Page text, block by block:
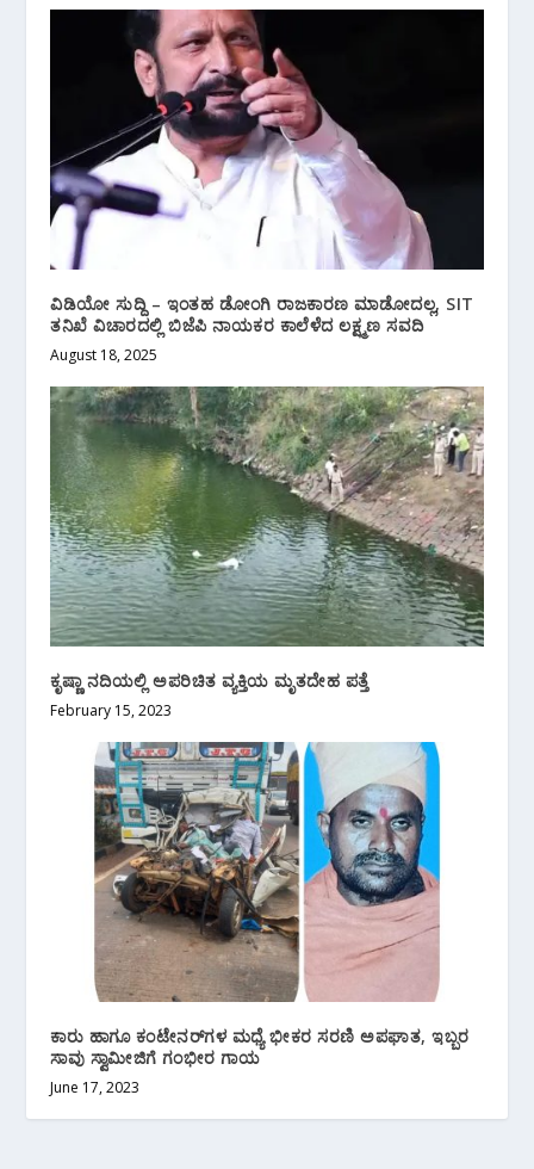
ವಿಡಿಯೋ ಸುದ್ದಿ – ಇಂತಹ ಡೋಂಗಿ ರಾಜಕಾರಣ ಮಾಡೋದಲ್ಲ, SIT
ತನಿಖೆ ವಿಚಾರದಲ್ಲಿ ಬಿಜೆಪಿ ನಾಯಕರ ಕಾಲೆಳೆದ ಲಕ್ಷ್ಮಣ ಸವದಿ
August 18, 2025
ಕೃಷ್ಣಾ ನದಿಯಲ್ಲಿ ಅಪರಿಚಿತ ವ್ಯಕ್ತಿಯ ಮೃತದೇಹ ಪತ್ತೆ
February 15, 2023
ಕಾರು ಹಾಗೂ ಕಂಟೇನರ್‌ಗಳ ಮಧ್ಯೆ ಭೀಕರ ಸರಣಿ ಅಪಘಾತ, ಇಬ್ಬರ
ಸಾವು ಸ್ವಾಮೀಜಿಗೆ ಗಂಭೀರ ಗಾಯ
June 17, 2023